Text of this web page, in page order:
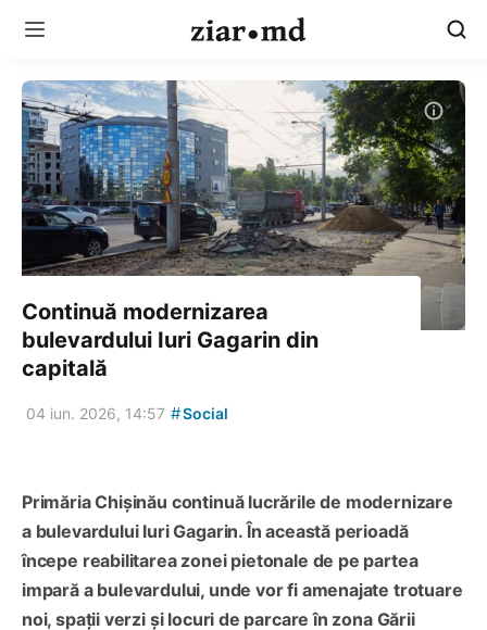
Continuă modernizarea
bulevardului Iuri Gagarin din
capitală
04 iun. 2026, 14:57 #Social
Primăria Chișinău continuă lucrările de modernizare
a bulevardului Iuri Gagarin. În această perioadă
începe reabilitarea zonei pietonale de pe partea
impară a bulevardului, unde vor fi amenajate trotuare
noi, spații verzi și locuri de parcare în zona Gării